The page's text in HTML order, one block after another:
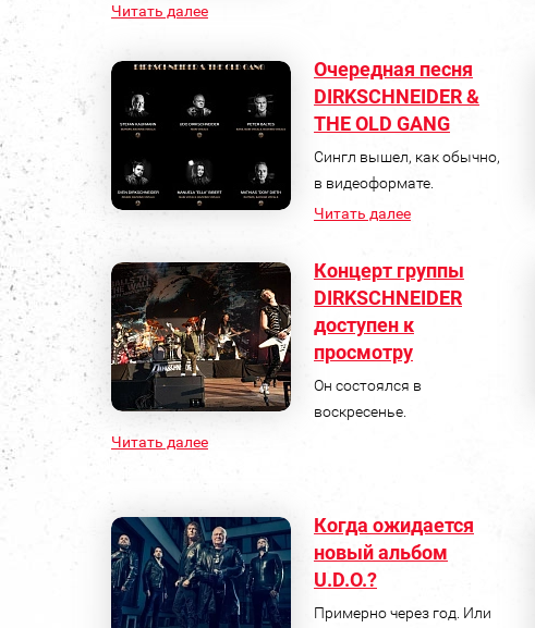
Читать далее
Очередная песня
DIRKSCHNEIDER &
THE OLD GANG
Сингл вышел, как обычно,
в видеоформате.
Читать далее
Концерт группы
DIRKSCHNEIDER
доступен к
просмотру
Он состоялся в
воскресенье.
Читать далее
Когда ожидается
новый альбом
U.D.O.?
Примерно через год. Или